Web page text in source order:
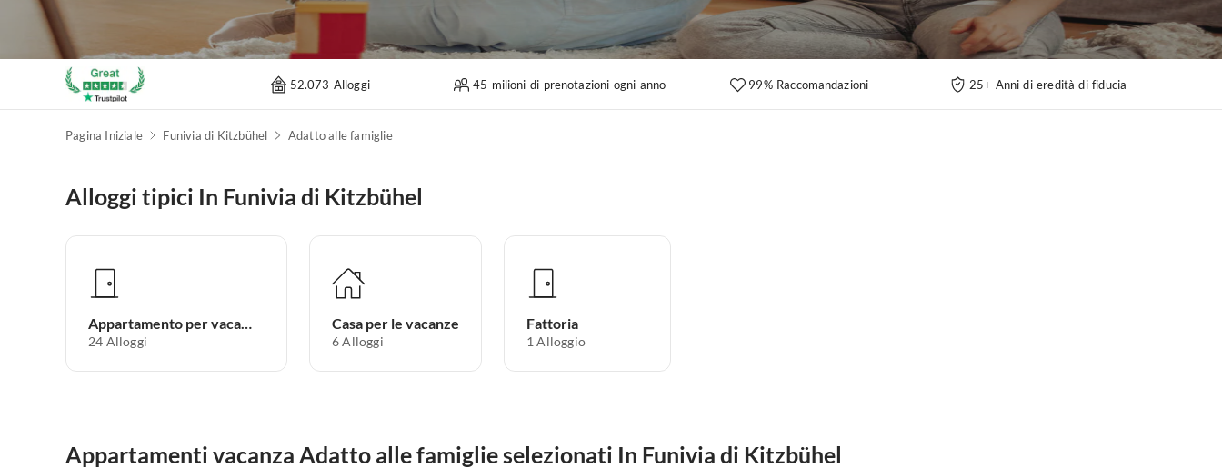
52.073 Alloggi 45 milioni di prenotazioni ogni anno 99% Raccomandazioni 25+ Anni di eredità di fiducia
Pagina Iniziale Funivia di Kitzbühel Adatto alle famiglie
Alloggi tipici In Funivia di Kitzbühel
Appartamento per vacanze
24 Alloggi
Casa per le vacanze
6 Alloggi
Fattoria
1 Alloggio
Appartamenti vacanza Adatto alle famiglie selezionati In Funivia di Kitzbühel